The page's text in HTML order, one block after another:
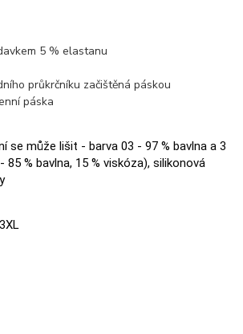
5 % elastanu
průkrčníku začištěná páskou
páska
se může lišit - barva 03 - 97 % bavlna a 3
85 % bavlna, 15 % viskóza), silikonová